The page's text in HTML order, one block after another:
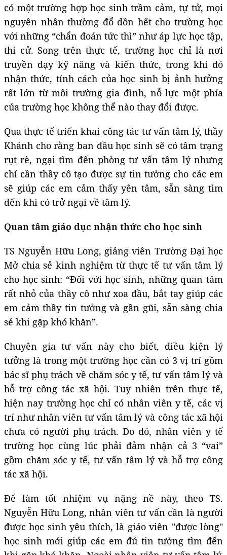
có một trường hợp học sinh trầm cảm, tự tử, mọi
nguyên nhân thường đổ dồn hết cho trường học
với những “chẩn đoán tức thì” như áp lực học tập,
thi cử. Song trên thực tế, trường học chỉ là nơi
truyền dạy kỹ năng và kiến thức, trong khi đó
nhận thức, tính cách của học sinh bị ảnh hưởng
rất lớn từ môi trường gia đình, nỗ lực một phía
của trường học không thể nào thay đổi được.
Qua thực tế triển khai công tác tư vấn tâm lý, thầy
Khánh cho rằng ban đầu học sinh sẽ có tâm trạng
rụt rè, ngại tìm đến phòng tư vấn tâm lý nhưng
chỉ cần thầy cô tạo được sự tin tưởng cho các em
sẽ giúp các em cảm thấy yên tâm, sẵn sàng tìm
đến khi có trở ngại về tâm lý.
Quan tâm giáo dục nhận thức cho học sinh
TS Nguyễn Hữu Long, giảng viên Trường Đại học
Mở chia sẻ kinh nghiệm từ thực tế tư vấn tâm lý
cho học sinh: “Đối với học sinh, những quan tâm
rất nhỏ của thầy cô như xoa đầu, bắt tay giúp các
em cảm thầy tin tưởng và gần gũi, sẵn sàng chia
sẻ khi gặp khó khăn”.
Chuyên gia tư vấn này cho biết, điều kiện lý
tưởng là trong một trường học cần có 3 vị trí gồm
bác sĩ phụ trách về chăm sóc y tế, tư vấn tâm lý và
hỗ trợ công tác xã hội. Tuy nhiên trên thực tế,
hiện nay trường học chỉ có nhân viên y tế, các vị
trí như nhân viên tư vấn tâm lý và công tác xã hội
chưa có người phụ trách. Do đó, nhân viên y tế
trường học cùng lúc phải đảm nhận cả 3 “vai”
gồm chăm sóc y tế, tư vấn tâm lý và hỗ trợ công
tác xã hội.
Để làm tốt nhiệm vụ nặng nề này, theo TS.
Nguyễn Hữu Long, nhân viên tư vấn cần là người
được học sinh yêu thích, là giáo viên "được lòng"
học sinh mới giúp các em đủ tin tưởng tìm đến